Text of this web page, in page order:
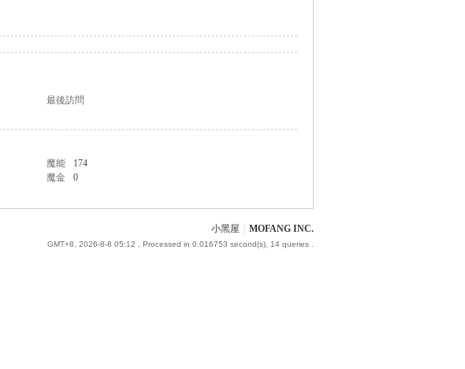
最後訪問
魔能
174
魔金 0
小黑屋 MOFANG INC.
GMT+8, 2026-8-8 05:12 , Processed in 0.016753 second(s), 14 queries .